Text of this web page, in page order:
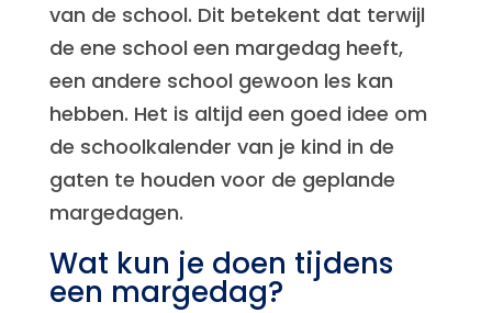
van de school. Dit betekent dat terwijl
de ene school een margedag heeft,
een andere school gewoon les kan
hebben. Het is altijd een goed idee om
de schoolkalender van je kind in de
gaten te houden voor de geplande
margedagen.
Wat kun je doen tijdens
een margedag?